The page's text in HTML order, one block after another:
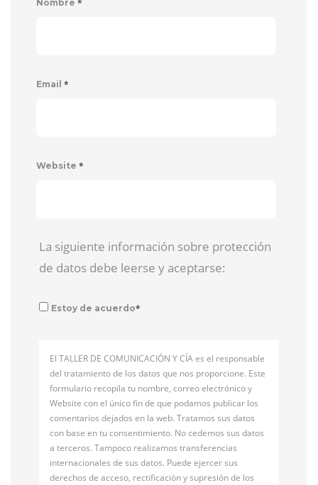
Nombre
Email *
Website *
La siguiente información sobre protección
de datos debe leerse y aceptarse:
Estoy de acuerdo*
El TALLER DE COMUNICACIÓN Y CÍA es el responsable
del tratamiento de los datos que nos proporcione. Este
formulario recopila tu nombre, correo electrónico y
Website con el único fin de que podamos publicar los
comentarios dejados en la web. Tratamos sus datos
con base en tu consentimiento. No cedemos sus datos
a terceros. Tampoco realizamos transferencias
internacionales de sus datos. Puede ejercer sus
derechos de acceso, rectificación y supresión de los